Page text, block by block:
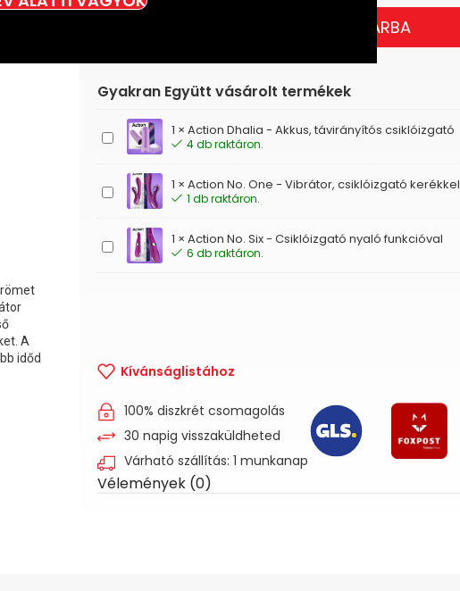
A
időd
KOSÁRBA
Gyakran Együtt vásárolt termékek
Action
Dhalia
Akkus,
távirányítós
1 × Action Dhalia - Akkus, távirányítós csiklóizgató
4 db raktáron.
Action
One
-
Vibrátor,
1 × Action No. One - Vibrátor, csiklóizgató kerékkel
1 db raktáron.
Action
1 × Action No. Six - Csiklóizgató nyaló funkcióval
6 db raktáron.
Kívánságlistához
100% diszkrét csomagolás
30 napig visszaküldheted
Várható szállítás: 1 munkanap
Vélemények (0)